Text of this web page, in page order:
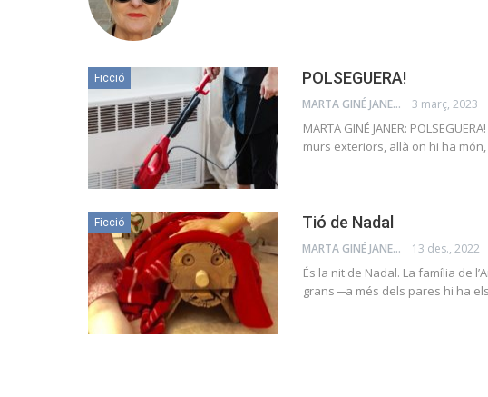
Ficció POLSEGUERA!
MARTA GINÉ JANER 3 març, 2023
MARTA GINÉ JANER:
murs exteriors, allà on hi ha
Ficció Tió de Nadal
MARTA GINÉ JANER 13 des., 2022
És la nit de Nadal. La família de
grans ─a més dels pares hi ha